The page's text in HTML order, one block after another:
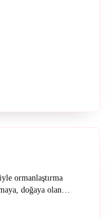
ormanlaştırma
doğaya olan
devam